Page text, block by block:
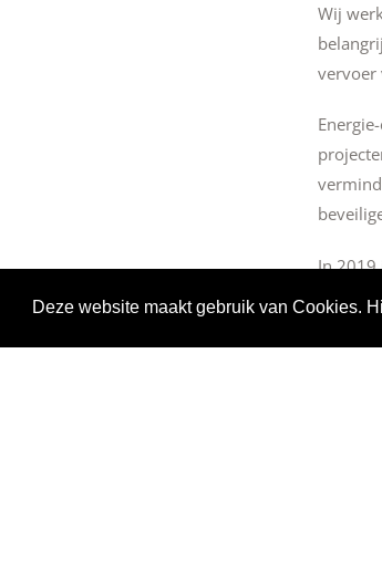
Deze website maakt gebruik van Cookies.
Wij
vervoer
In 2019
de